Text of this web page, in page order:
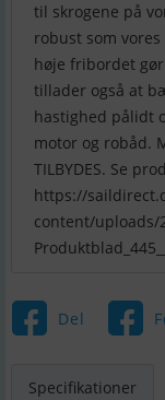
til skrogene på
robust som
høje fribordet
tillader også at
hastighed pålidt
motor og robåd.
TILBYDES. Se
https://
content/uploads/
Del
Specifikationer